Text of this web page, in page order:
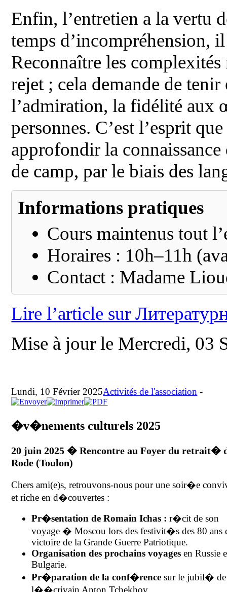
Enfin, l’entretien a la vertu
temps d’incompréhension,
Reconnaître les
rejet ; cela demande de
l’admiration, la fidélité aux
personnes. C’est l’esprit
approfondir la connaissance
de camp, par le biais des
Informations pratiques
Cours maintenus tout
Horaires : 10h–11h
Contact : Madame
Lire l’article sur
Mise à jour le Mercredi, 03
Lundi, 10 Février 2025Activités de l'association -
�v�nements culturels 2025
20 juin 2025 � Rencontre au Foyer du retrait�
Rode (Toulon)
Chers ami(e)s, retrouvons-nous pour une soir�e
et riche en d�couvertes :
Pr�sentation de Romain Ichas : r�cit de son
voyage � Moscou lors des festivit�s des 80 ans
victoire de la Grande Guerre Patriotique.
Organisation des prochains voyages en Russie
Bulgarie.
Pr�paration de la conf�rence sur le jubil� de